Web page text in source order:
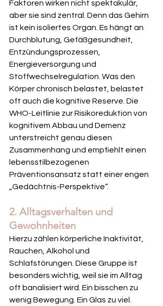
Faktoren wirken nicht spektakulär,
aber sie sind zentral. Denn das Gehirn
ist kein isoliertes Organ. Es hängt an
Durchblutung, Gefäßgesundheit,
Entzündungsprozessen,
Energieversorgung und
Stoffwechselregulation. Was den
Körper chronisch belastet, belastet
oft auch die kognitive Reserve. Die
WHO-Leitlinie zur Risikoreduktion von
kognitivem Abbau und Demenz
unterstreicht genau diesen
Zusammenhang und empfiehlt einen
lebensstilbezogenen
Präventionsansatz statt einer engen
„Gedächtnis-Perspektive“.
2. Alltagsverhalten und
Gewohnheiten
Hierzu zählen körperliche Inaktivität,
Rauchen, Alkohol und
Schlafstörungen. Diese Gruppe ist
besonders wichtig, weil sie im Alltag
oft banalisiert wird. Ein bisschen zu
wenig Bewegung. Ein Glas zu viel.